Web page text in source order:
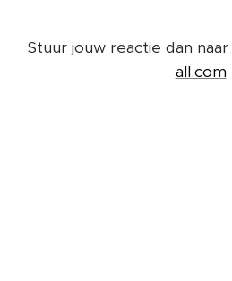
Stuur jouw reactie dan naar
all.com